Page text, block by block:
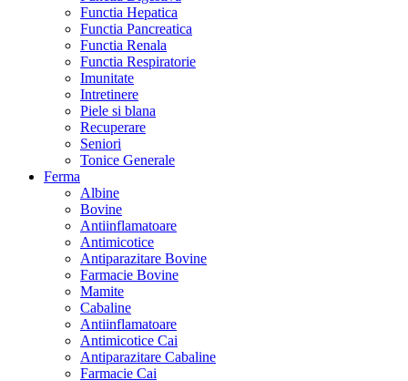
Functia Hepatica
Functia Pancreatica
Functia Renala
Functia Respiratorie
Imunitate
Intretinere
Piele si blana
Recuperare
Seniori
Tonice Generale
Ferma
Albine
Bovine
Antiinflamatoare
Antimicotice
Antiparazitare Bovine
Farmacie Bovine
Mamite
Cabaline
Antiinflamatoare
Antimicotice Cai
Antiparazitare Cabaline
Farmacie Cai